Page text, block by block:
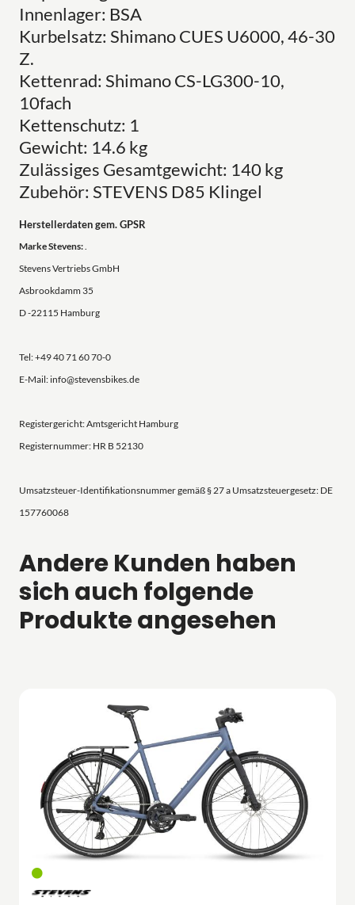
Innenlager: BSA
Kurbelsatz: Shimano CUES U6000, 46-30
Z.
Kettenrad: Shimano CS-LG300-10,
10fach
Kettenschutz: 1
Gewicht: 14.6 kg
Zulässiges Gesamtgewicht: 140 kg
Zubehör: STEVENS D85 Klingel
Herstellerdaten gem. GPSR
Marke Stevens:.
Stevens Vertriebs GmbH
Asbrookdamm 35
D -22115 Hamburg
Tel: +49 40 71 60 70-0
E-Mail: info@stevensbikes.de
Registergericht: Amtsgericht Hamburg
Registernummer: HR B 52130
Umsatzsteuer-Identifikationsnummer gemäß § 27 a Umsatzsteuergesetz: DE
157760068
Andere Kunden haben
sich auch folgende
Produkte angesehen